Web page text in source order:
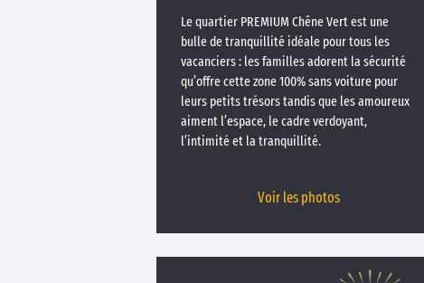
Le quartier PREMIUM Chêne Vert est une
bulle de tranquillité idéale pour tous les
vacanciers : les familles adorent la sécurité
qu’offre cette zone 100% sans voiture pour
leurs petits trésors tandis que les amoureux
aiment l’espace, le cadre verdoyant,
l’intimité et la tranquillité.
Voir les photos